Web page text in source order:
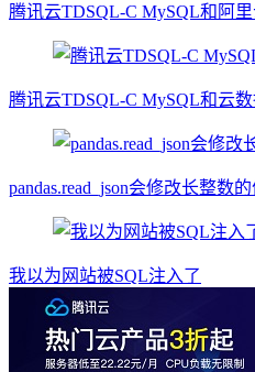
腾讯云TDSQL-C MySQL和阿
腾讯云TDSQL-C MySQL和云
​pandas.read_json会修改长整数
我以为网站被SQL注入了